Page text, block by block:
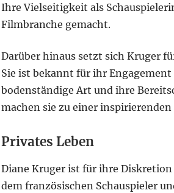
Ihre Vielseitigkeit als
Filmbranche gemacht.
Darüber hinaus setzt sich Kruger
Sie ist bekannt für ihr
bodenständige Art und ihre
machen sie zu einer
Privates Leben
Diane Kruger ist für ihre
dem französischen Schauspieler